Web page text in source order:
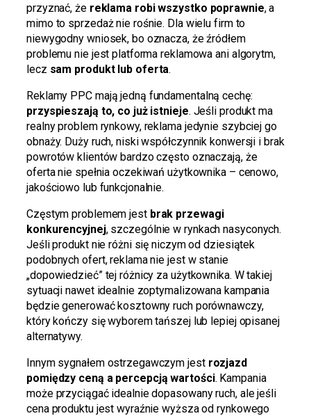
przyznać, że reklama robi wszystko poprawnie, a
mimo to sprzedaż nie rośnie. Dla wielu firm to
niewygodny wniosek, bo oznacza, że źródłem
problemu nie jest platforma reklamowa ani algorytm,
lecz sam produkt lub oferta.
Reklamy PPC mają jedną fundamentalną cechę:
przyspieszają to, co już istnieje. Jeśli produkt ma
realny problem rynkowy, reklama jedynie szybciej go
obnaży. Duży ruch, niski współczynnik konwersji i brak
powrotów klientów bardzo często oznaczają, że
oferta nie spełnia oczekiwań użytkownika – cenowo,
jakościowo lub funkcjonalnie.
Częstym problemem jest brak przewagi
konkurencyjnej, szczególnie w rynkach nasyconych.
Jeśli produkt nie różni się niczym od dziesiątek
podobnych ofert, reklama nie jest w stanie
„dopowiedzieć” tej różnicy za użytkownika. W takiej
sytuacji nawet idealnie zoptymalizowana kampania
będzie generować kosztowny ruch porównawczy,
który kończy się wyborem tańszej lub lepiej opisanej
alternatywy.
Innym sygnałem ostrzegawczym jest rozjazd
pomiędzy ceną a percepcją wartości. Kampania
może przyciągać idealnie dopasowany ruch, ale jeśli
cena produktu jest wyraźnie wyższa od rynkowego